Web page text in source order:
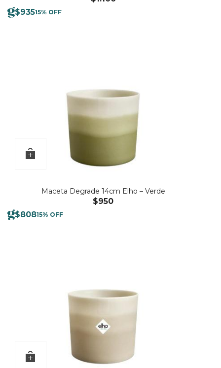
$93515% OFF
Maceta Degrade 14cm Elho – Verde
$950
$80815% OFF